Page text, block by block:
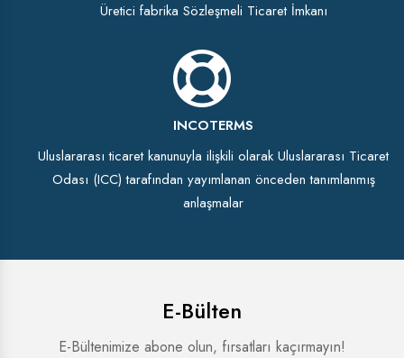
Üretici fabrika Sözleşmeli Ticaret İmkanı
INCOTERMS
Uluslararası ticaret kanunuyla ilişkili olarak Uluslararası Ticaret
Odası (ICC) tarafından yayımlanan önceden tanımlanmış
anlaşmalar
E-Bülten
E-Bültenimize abone olun, fırsatları kaçırmayın!